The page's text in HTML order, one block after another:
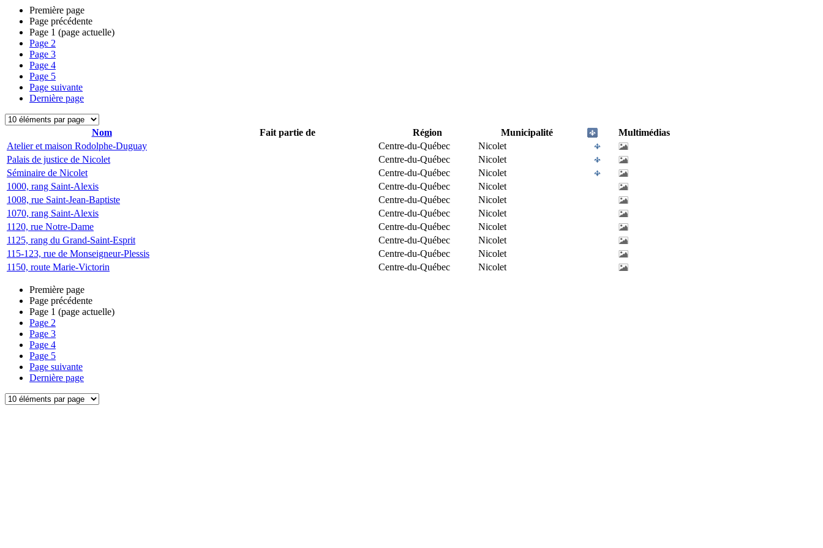
Première page
Page précédente
Page 1 (page actuelle)
Page 2
Page 3
Page 4
Page 5
Page suivante
Dernière page
Nom Fait partie de Région Municipalité
Multimédias
Atelier et maison Rodolphe-Duguay
Centre-du-Québec
Nicolet
Palais de justice de Nicolet
Centre-du-Québec
Nicolet
Séminaire de Nicolet
Centre-du-Québec
Nicolet
1000, rang Saint-Alexis
Centre-du-Québec
Nicolet
1008, rue Saint-Jean-Baptiste
Centre-du-Québec
Nicolet
1070, rang Saint-Alexis
Centre-du-Québec
Nicolet
1120, rue Notre-Dame
Centre-du-Québec
Nicolet
1125, rang du Grand-Saint-Esprit
Centre-du-Québec
Nicolet
115-123, rue de Monseigneur-Plessis
Centre-du-Québec
Nicolet
1150, route Marie-Victorin
Centre-du-Québec Nicolet
Première page
Page précédente
Page 1 (page actuelle)
Page 2
Page 3
Page 4
Page 5
Page suivante
Dernière page